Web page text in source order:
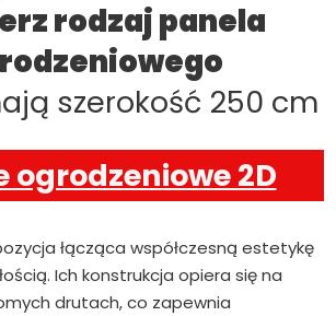
rodzaj panela
szerokość 250 cm
ogrodzeniowe 2D
łącząca współczesną estetykę
Ich konstrukcja opiera się na
drutach, co zapewnia